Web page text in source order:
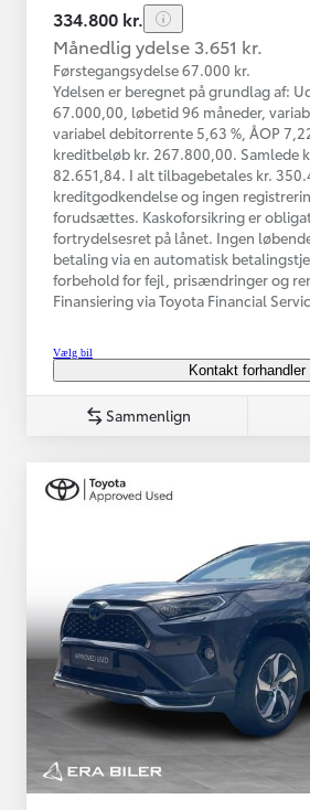
334.800 kr.
Månedlig ydelse 3.651 kr.
Førstegangsydelse 67.000 kr.
Ydelsen er beregnet på grundlag af:
67.000,00, løbetid 96 måneder,
variabel debitorrente 5,63 %, ÅOP
kreditbeløb kr. 267.800,00. Samlede
82.651,84. I alt tilbagebetales kr.
kreditgodkendelse og ingen
forudsættes. Kaskoforsikring er
fortrydelsesret på lånet. Ingen
betaling via en automatisk
forbehold for fejl, prisændringer og
Finansiering via Toyota Financial
Vælg bil
Kontakt forhandler
Sammenlign